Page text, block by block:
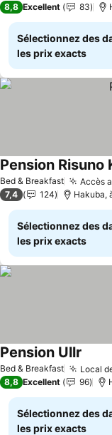
8,8 Excellent 83
Sélectionnez des
les prix exacts
Bed & Breakfast Accès
Pension Risuno
7,4 124 Hakuba,
Sélectionnez des
les prix exacts
Bed & Breakfast Local
Pension Ullr
8,8 Excellent 96
Sélectionnez des
les prix exacts